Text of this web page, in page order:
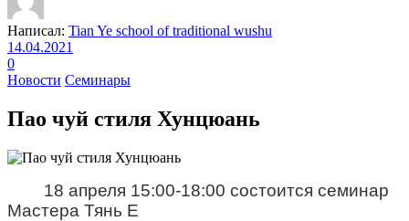
Написал: Tian Ye school of traditional wushu
14.04.2021
0
Новости Семинары
Пао чуй стиля Хунцюань
18 апреля 15:00-18:00 состоится семинар
Мастера Тянь Е